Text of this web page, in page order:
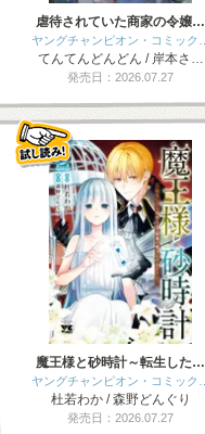
虐待されていた商家の令嬢…
ヤングチャンピオン・コミック…
てんてんどんどん / 岸本さ…
発売日：2026.07.27
魔王様と砂時計～転生した…
ヤングチャンピオン・コミック…
杜若わか / 森野どんぐり
発売日：2026.07.27